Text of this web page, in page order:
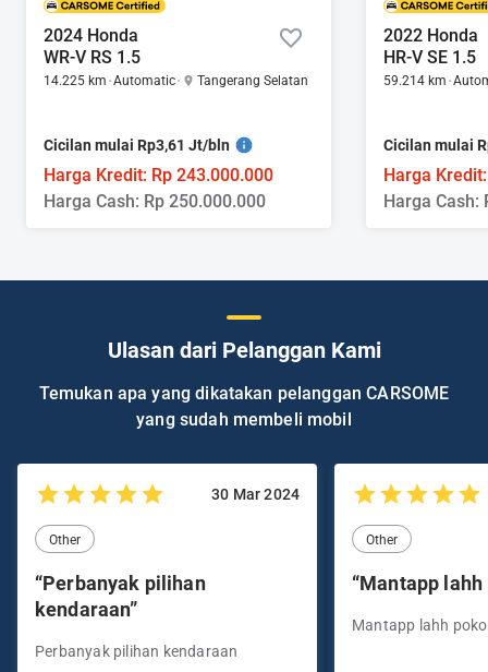
2024 Honda
WR-V RS 1.5
14.225 km Automatic Tangerang Selatan
Cicilan mulai Rp3,61 Jt/bln
Harga Kredit: Rp 243.000.000
Harga Cash: Rp 250.000.000
2022 Honda
HR-V SE 1.5
59.214 km
Cicilan mulai
Harga
Harga Cash:
Ulasan dari Pelanggan Kami
Temukan apa yang dikatakan pelanggan CARSOME
yang sudah membeli mobil
30 Mar 2024
Other
“Perbanyak pilihan
kendaraan”
Perbanyak pilihan kendaraan
Other
“Mantapp lahh
Mantapp lahh